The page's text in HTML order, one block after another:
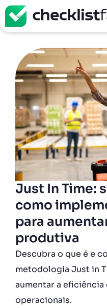
Just In Time:
como
para
produtiva
Descubra o que é e
metodologia Just in
aumentar a
operacionais.